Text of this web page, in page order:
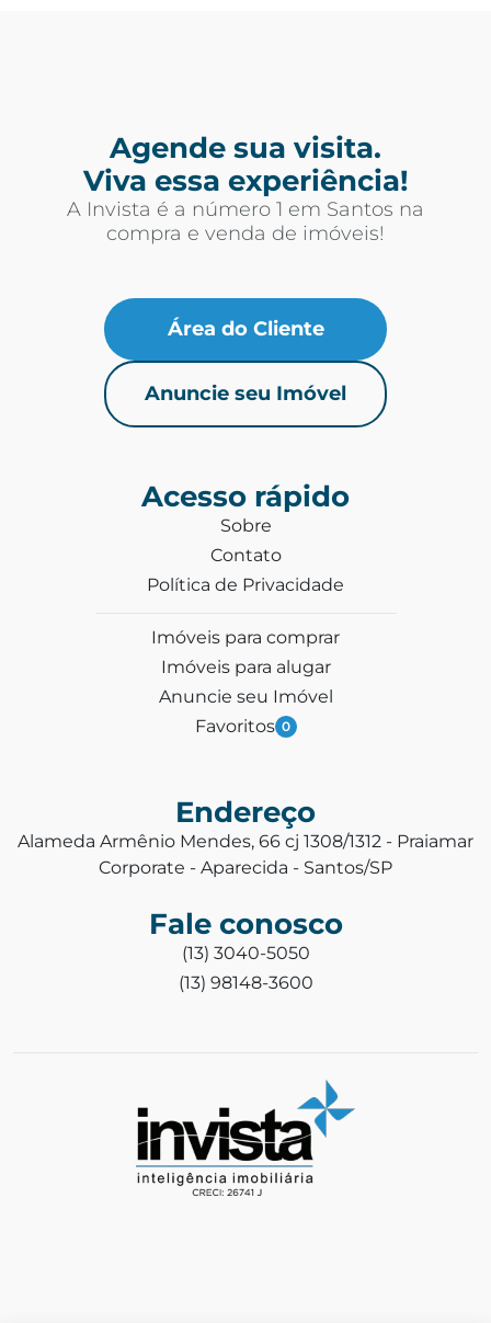
Agende sua visita.
Viva essa experiência!
A Invista é a número 1 em Santos na
compra e venda de imóveis!
Área do Cliente
Anuncie seu Imóvel
Acesso rápido
Sobre
Contato
Política de Privacidade
Imóveis para comprar
Imóveis para alugar
Anuncie seu Imóvel
Favoritos 0
Endereço
Alameda Armênio Mendes, 66 cj 1308/1312 - Praiamar
Corporate - Aparecida - Santos/SP
Fale conosco
(13) 3040-5050
(13) 98148-3600